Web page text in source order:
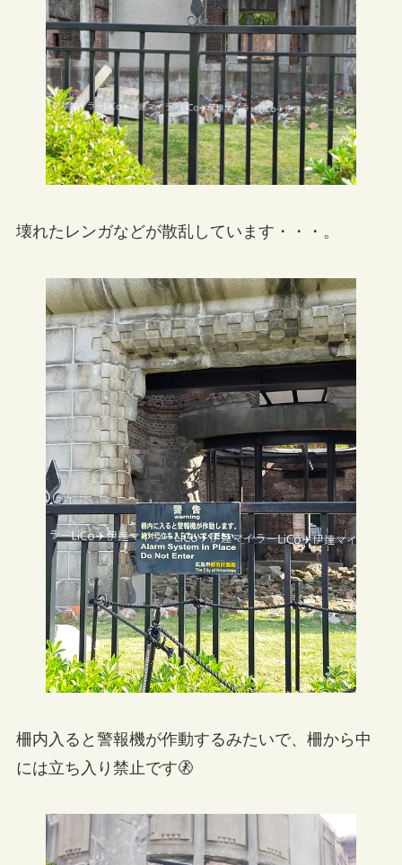
壊れたレンガなどが散乱しています・・・。
柵内入ると警報機が作動するみたいで、柵から中
には立ち入り禁止です🚷